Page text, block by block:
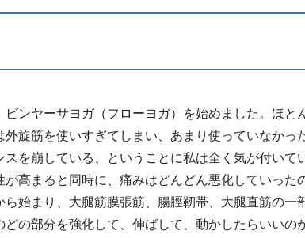
ンヤーサヨガ（フローヨガ）を始めました。ほ
旋筋を使いすぎてしまい、あまり使っていなか
を崩している、ということに私は全く気が付い
高まると同時に、痛みはどんどん悪化していっ
始まり、大腿筋膜張筋、腸脛靭帯、大腿直筋の
の部分を強化して、伸ばして、動かしたらいい